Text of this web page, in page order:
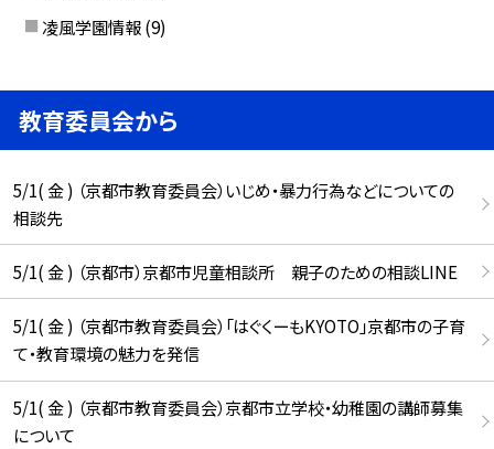
凌風学園情報 (9)
教育委員会から
5/1( 金 ) （京都市教育委員会）いじめ・暴力行為などについての
相談先
5/1( 金 ) （京都市）京都市児童相談所 親子のための相談LINE
5/1( 金 ) （京都市教育委員会）「はぐくーもKYOTO」京都市の子育
て・教育環境の魅力を発信
5/1( 金 ) （京都市教育委員会）京都市立学校・幼稚園の講師募集
について